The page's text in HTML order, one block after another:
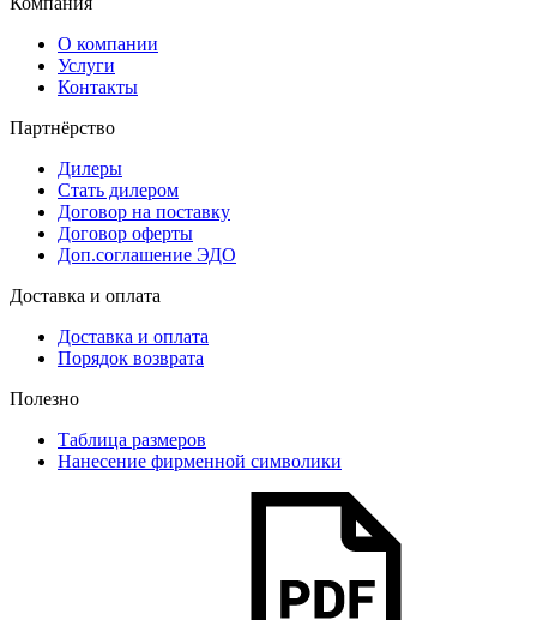
О компании
Услуги
Контакты
Партнёрство
Дилеры
Стать дилером
Договор на поставку
Договор оферты
Доп.соглашение ЭДО
Доставка и оплата
Доставка и оплата
Порядок возврата
Полезно
Таблица размеров
Нанесение фирменной символики